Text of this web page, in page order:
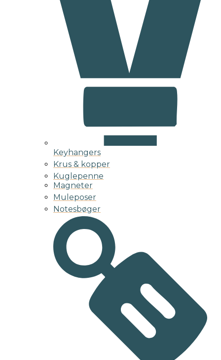
Keyhangers
Krus & kopper
Kuglepenne
Magneter
Muleposer
Notesbøger